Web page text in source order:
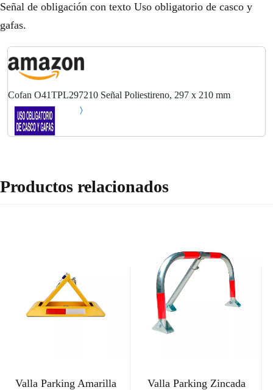
Señal de obligación con texto Uso obligatorio de casco y
gafas.
Cofan O41TPL297210 Señal Poliestireno, 297 x 210 mm
Productos relacionados
Valla Parking Amarilla
Valla Parking Zincada